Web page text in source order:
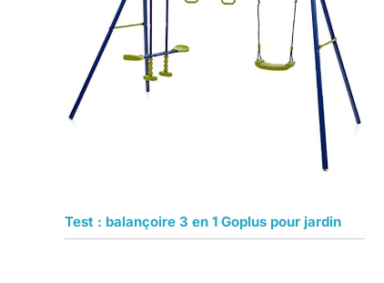
Test : balançoire 3 en 1 Goplus pour jardin